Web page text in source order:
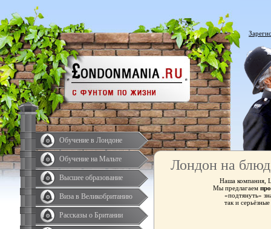
Обучение в Лондоне
Обучение на Мальте
Высшее образование
Виза в Великобританию
Рассказы о Британии
Лондон на
Наша компания,
Мы предлагаем
«подтянуть»
так и